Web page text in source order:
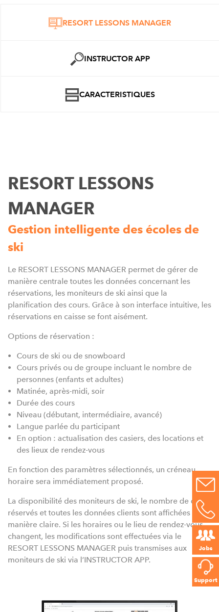
Jobs
Support
RESORT LESSONS MANAGER
INSTRUCTOR APP
CARACTERISTIQUES
RESORT LESSONS
MANAGER
Gestion intelligente des écoles de
ski
Le RESORT LESSONS MANAGER permet de gérer de
manière centrale toutes les données concernant les
réservations, les moniteurs de ski ainsi que la
planification des cours. Grâce à son interface intuitive, les
réservations en caisse se font aisément.
Options de réservation :
Cours de ski ou de snowboard
Cours privés ou de groupe incluant le nombre de
personnes (enfants et adultes)
Matinée, après-midi, soir
Durée des cours
Niveau (débutant, intermédiaire, avancé)
Langue parlée du participant
En option : actualisation des casiers, des locations et
des lieux de rendez-vous
En fonction des paramètres sélectionnés, un créneau
horaire sera immédiatement proposé.
La disponibilité des moniteurs de ski, le nombre de cours
réservés et toutes les données clients sont affichées de
manière claire. Si les horaires ou le lieu de rendez-vous
changent, les modifications sont effectuées via le
RESORT LESSONS MANAGER puis transmises aux
moniteurs de ski via l’INSTRUCTOR APP.